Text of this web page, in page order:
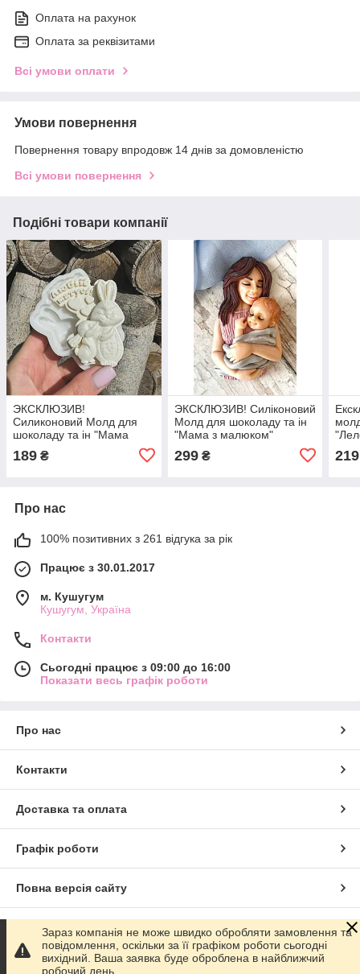
Оплата на рахунок
Оплата за реквізитами
Всі умови оплати
Умови повернення
Повернення товару впродовж 14 днів за домовленістю
Всі умови повернення
Подібні товари компанії
ЭКСКЛЮЗИВ!
Силиконовий Молд для
шоколаду та ін "Мама
Любій матусі"
189 ₴
ЭКСКЛЮЗИВ! Силіконовий
Молд для шоколаду та ін
"Мама з малюком"
299₴ 219
Про нас
100% позитивних з 261 відгука за рік
Працює з 30.01.2017
м. Кушугум
Кушугум, Україна
Контакти
Сьогодні працює з 09:00 до 16:00
Показати весь графік роботи
Про нас
Контакти
Доставка та оплата
Графік роботи
Повна версія сайту
Сайт створено на маркетплейсі Prom.ua
Політика конфіденційності
Зараз компанія не може швидко обробляти замовлення та
повідомлення, оскільки за її графіком роботи сьогодні
вихідний. Ваша заявка буде оброблена в найближчий
робочий день.